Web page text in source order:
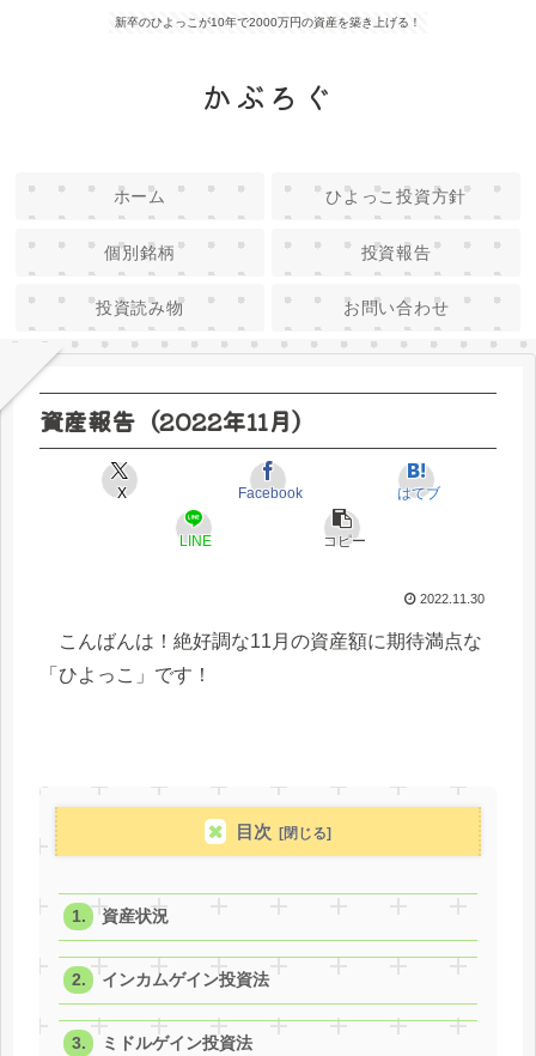
新卒のひよっこが10年で2000万円の資産を築き上げる！
かぶろぐ
ホーム ひよっこ投資方針
個別銘柄 投資報告
投資読み物 お問い合わせ
資産報告（2022年11月）
X Facebook はてブ
LINE コピー
2022.11.30
こんばんは！絶好調な11月の資産額に期待満点な
「ひよっこ」です！
目次
資産状況
インカムゲイン投資法
ミドルゲイン投資法